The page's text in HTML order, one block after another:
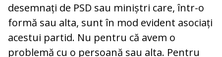
desemnați de PSD sau miniștri care, într-o
formă sau alta, sunt în mod evident asociați
acestui partid. Nu pentru că avem o
problemă cu o persoană sau alta. Pentru